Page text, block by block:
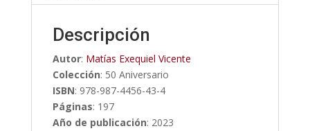
Descripción
Autor: Matías Exequiel Vicente
Colección: 50 Aniversario
ISBN: 978-987-4456-43-4
Páginas: 197
Año de publicación: 2023